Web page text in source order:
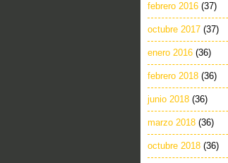
febrero 2016 (37)
octubre 2017 (37)
enero 2016 (36)
febrero 2018 (36)
junio 2018 (36)
marzo 2018 (36)
octubre 2018 (36)